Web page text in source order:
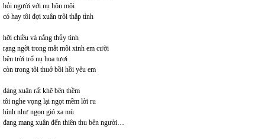
hỏi người với nụ hôn môi
có hay tôi đợi xuân trôi thắp tình
hỡi chiều và nắng thủy tinh
rạng ngời trong mắt môi xinh em cười
bên trời trổ nụ hoa tươi
còn trong tôi thuở bồi hồi yêu em
dáng xuân rất khẽ bên thềm
tôi nghe vọng lại ngọt mềm lời ru
hình như ngọn gió xa mù
đang mang xuân đến thiên thu bên người…